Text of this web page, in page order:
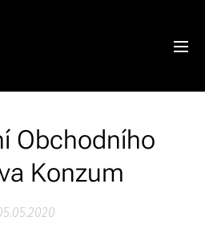
Obchodního
Konzum